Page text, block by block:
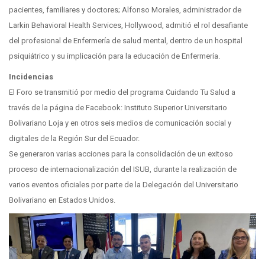
pacientes, familiares y doctores; Alfonso Morales, administrador de
Larkin Behavioral Health Services, Hollywood, admitió el rol desafiante
del profesional de Enfermería de salud mental, dentro de un hospital
psiquiátrico y su implicación para la educación de Enfermería.
Incidencias
El Foro se transmitió por medio del programa Cuidando Tu Salud a
través de la página de Facebook: Instituto Superior Universitario
Bolivariano Loja y en otros seis medios de comunicación social y
digitales de la Región Sur del Ecuador.
Se generaron varias acciones para la consolidación de un exitoso
proceso de internacionalización del ISUB, durante la realización de
varios eventos oficiales por parte de la Delegación del Universitario
Bolivariano en Estados Unidos.